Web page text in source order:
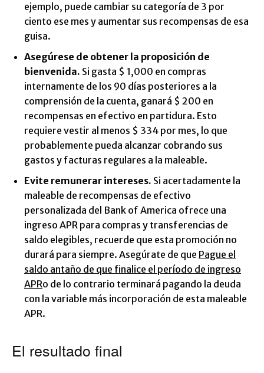
ejemplo, puede cambiar su categoría de 3 por
ciento ese mes y aumentar sus recompensas de esa
guisa.
Asegúrese de obtener la proposición de
bienvenida. Si gasta $ 1,000 en compras
internamente de los 90 días posteriores a la
comprensión de la cuenta, ganará $ 200 en
recompensas en efectivo en partidura. Esto
requiere vestir al menos $ 334 por mes, lo que
probablemente pueda alcanzar cobrando sus
gastos y facturas regulares a la maleable.
Evite remunerar intereses. Si acertadamente la
maleable de recompensas de efectivo
personalizada del Bank of America ofrece una
ingreso APR para compras y transferencias de
saldo elegibles, recuerde que esta promoción no
durará para siempre. Asegúrate de que Pague el
saldo antaño de que finalice el período de ingreso
APRo de lo contrario terminará pagando la deuda
con la variable más incorporación de esta maleable
APR.
El resultado final